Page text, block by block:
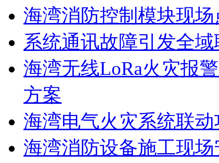
海湾消防控制模块现
系统通讯故障引发全
海湾无线LoRa火灾报
方案
海湾电气火灾系统联
海湾消防设备施工现